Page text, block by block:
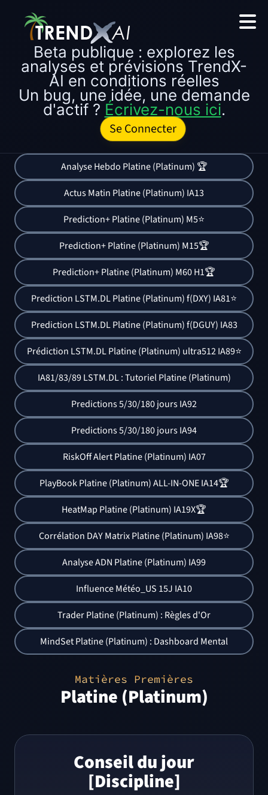
Beta publique : explorez les
analyses et prévisions TrendX-
AI en conditions réelles
Un bug, une idée, une demande
d'actif ? Écrivez-nous ici.
Se Connecter
Analyse Hebdo Platine (Platinum) 🏆
Actus Matin Platine (Platinum) IA13
Prediction+ Platine (Platinum) M5⭐
Prediction+ Platine (Platinum) M15🏆
Prediction+ Platine (Platinum) M60 H1🏆
Prediction LSTM.DL Platine (Platinum) f(DXY) IA81⭐
Prediction LSTM.DL Platine (Platinum) f(DGUY) IA83
Prédiction LSTM.DL Platine (Platinum) ultra512 IA89⭐
IA81/83/89 LSTM.DL : Tutoriel Platine (Platinum)
Predictions 5/30/180 jours IA92
Predictions 5/30/180 jours IA94
RiskOff Alert Platine (Platinum) IA07
PlayBook Platine (Platinum) ALL-IN-ONE IA14🏆
HeatMap Platine (Platinum) IA19X🏆
Corrélation DAY Matrix Platine (Platinum) IA98⭐
Analyse ADN Platine (Platinum) IA99
Influence Météo_US 15J IA10
Trader Platine (Platinum) : Règles d'Or
MindSet Platine (Platinum) : Dashboard Mental
Matières Premières
Platine (Platinum)
Conseil du jour
[Discipline]